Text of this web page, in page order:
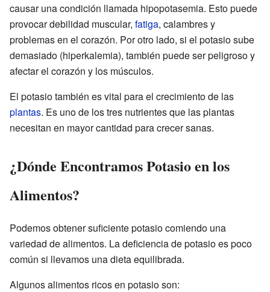
causar una condición llamada hipopotasemia. Esto puede
provocar debilidad muscular, fatiga, calambres y
problemas en el corazón. Por otro lado, si el potasio sube
demasiado (hiperkalemia), también puede ser peligroso y
afectar el corazón y los músculos.
El potasio también es vital para el crecimiento de las
plantas. Es uno de los tres nutrientes que las plantas
necesitan en mayor cantidad para crecer sanas.
¿Dónde Encontramos Potasio en los
Alimentos?
Podemos obtener suficiente potasio comiendo una
variedad de alimentos. La deficiencia de potasio es poco
común si llevamos una dieta equilibrada.
Algunos alimentos ricos en potasio son: